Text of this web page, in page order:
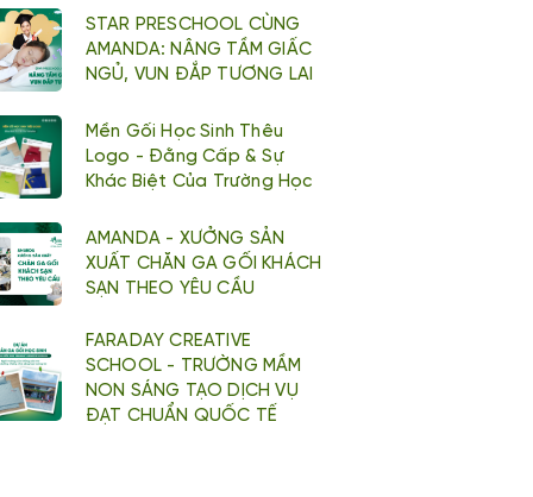
STAR PRESCHOOL CÙNG
AMANDA: NÂNG TẦM GIẤC
NGỦ, VUN ĐẮP TƯƠNG LAI
Mền Gối Học Sinh Thêu
Logo - Đằng Cấp & Sự
Khác Biệt Của Trường Học
AMANDA - XƯỞNG SẢN
XUẤT CHĂN GA GỐI KHÁCH
SẠN THEO YÊU CẦU
FARADAY CREATIVE
SCHOOL - TRƯỜNG MẦM
NON SÁNG TẠO DỊCH VỤ
ĐẠT CHUẨN QUỐC TẾ